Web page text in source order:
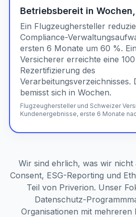
Betriebsbereit in
Ein Flugzeughersteller
Compliance-
ersten 6 Monate um 60 %.
Versicherer erreichte eine
Rezertifizierung des
Verarbeitungsverzeichnisses.
bemisst sich in Wochen.
Flugzeughersteller und Schweizer
Kundenergebnisse, erste 6 Monate
Wir sind ehrlich, was wir nicht
Consent, ESG-Reporting und
Teil von Priverion. Unser
Datenschutz-
Organisationen mit mehreren